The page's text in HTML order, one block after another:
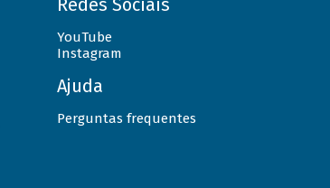
YouTube
Instagram
Ajuda
Perguntas frequentes